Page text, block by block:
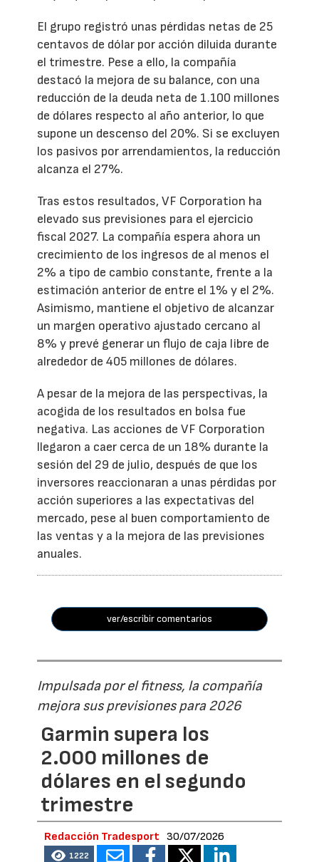
El grupo registró unas pérdidas netas de 25
centavos de dólar por acción diluida durante
el trimestre. Pese a ello, la compañía
destacó la mejora de su balance, con una
reducción de la deuda neta de 1.100 millones
de dólares respecto al año anterior, lo que
supone un descenso del 20%. Si se excluyen
los pasivos por arrendamientos, la reducción
alcanza el 27%.
Tras estos resultados, VF Corporation ha
elevado sus previsiones para el ejercicio
fiscal 2027. La compañía espera ahora un
crecimiento de los ingresos de al menos el
2% a tipo de cambio constante, frente a la
estimación anterior de entre el 1% y el 2%.
Asimismo, mantiene el objetivo de alcanzar
un margen operativo ajustado cercano al
8% y prevé generar un flujo de caja libre de
alrededor de 405 millones de dólares.
A pesar de la mejora de las perspectivas, la
acogida de los resultados en bolsa fue
negativa. Las acciones de VF Corporation
llegaron a caer cerca de un 18% durante la
sesión del 29 de julio, después de que los
inversores reaccionaran a unas pérdidas por
acción superiores a las expectativas del
mercado, pese al buen comportamiento de
las ventas y a la mejora de las previsiones
anuales.
ver/escribir comentarios
Impulsada por el fitness, la compañía
mejora sus previsiones para 2026
Garmin supera los
2.000 millones de
dólares en el segundo
trimestre
Redacción Tradesport 30/07/2026
1222